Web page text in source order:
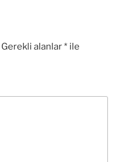
Gerekli alanlar* ile